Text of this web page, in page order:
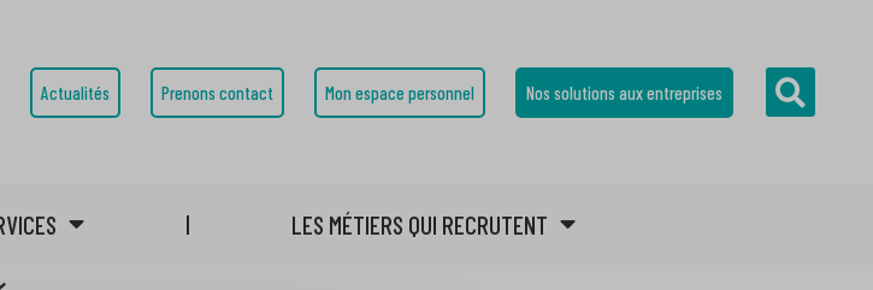
Actualités Prenons contact Mon espace personnel Nos solutions aux entreprises
LES MÉTIERS QUI RECRUTENT